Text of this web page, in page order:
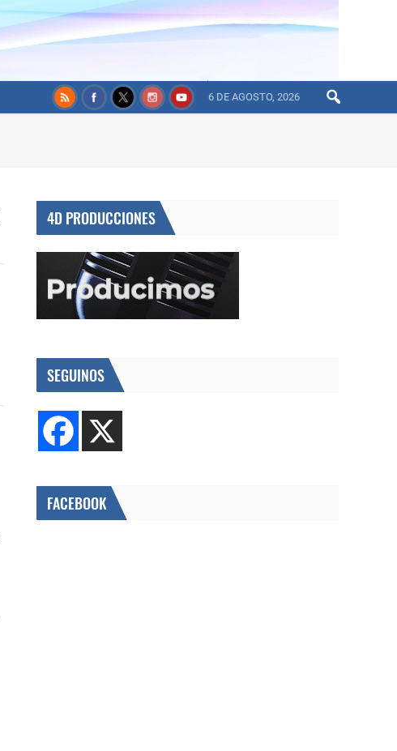
6 DE AGOSTO, 2026
4D PRODUCCIONES
SEGUINOS
FACEBOOK